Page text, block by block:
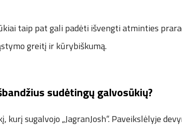
taip pat gali padėti išvengti atminties
greitį ir kūrybiškumą.
sudėtingų galvosūkių?
kurį sugalvojo „JagranJosh“. Paveikslėlyje